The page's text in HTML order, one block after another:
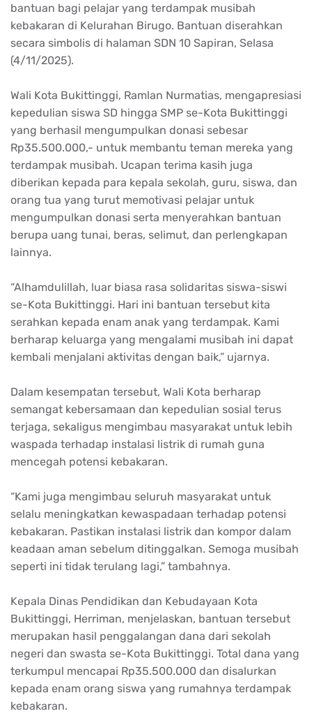
bantuan bagi pelajar yang terdampak musibah
kebakaran di Kelurahan Birugo. Bantuan diserahkan
secara simbolis di halaman SDN 10 Sapiran, Selasa
(4/11/2025).
Wali Kota Bukittinggi, Ramlan Nurmatias, mengapresiasi
kepedulian siswa SD hingga SMP se-Kota Bukittinggi
yang berhasil mengumpulkan donasi sebesar
Rp35.500.000,- untuk membantu teman mereka yang
terdampak musibah. Ucapan terima kasih juga
diberikan kepada para kepala sekolah, guru, siswa, dan
orang tua yang turut memotivasi pelajar untuk
mengumpulkan donasi serta menyerahkan bantuan
berupa uang tunai, beras, selimut, dan perlengkapan
lainnya.
“Alhamdulillah, luar biasa rasa solidaritas siswa-siswi
se-Kota Bukittinggi. Hari ini bantuan tersebut kita
serahkan kepada enam anak yang terdampak. Kami
berharap keluarga yang mengalami musibah ini dapat
kembali menjalani aktivitas dengan baik,” ujarnya.
Dalam kesempatan tersebut, Wali Kota berharap
semangat kebersamaan dan kepedulian sosial terus
terjaga, sekaligus mengimbau masyarakat untuk lebih
waspada terhadap instalasi listrik di rumah guna
mencegah potensi kebakaran.
“Kami juga mengimbau seluruh masyarakat untuk
selalu meningkatkan kewaspadaan terhadap potensi
kebakaran. Pastikan instalasi listrik dan kompor dalam
keadaan aman sebelum ditinggalkan. Semoga musibah
seperti ini tidak terulang lagi,” tambahnya.
Kepala Dinas Pendidikan dan Kebudayaan Kota
Bukittinggi, Herriman, menjelaskan, bantuan tersebut
merupakan hasil penggalangan dana dari sekolah
negeri dan swasta se-Kota Bukittinggi. Total dana yang
terkumpul mencapai Rp35.500.000 dan disalurkan
kepada enam orang siswa yang rumahnya terdampak
kebakaran.